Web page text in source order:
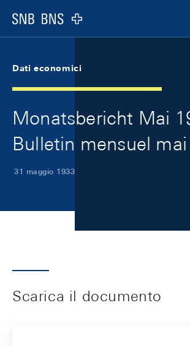
Logo
Dati economici
Monatsbericht Mai
Bulletin mensuel
31 maggio 1933
Scarica il documento